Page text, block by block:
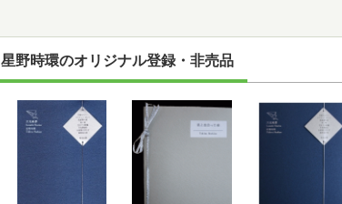
星野時環のオリジナル登録・非売品